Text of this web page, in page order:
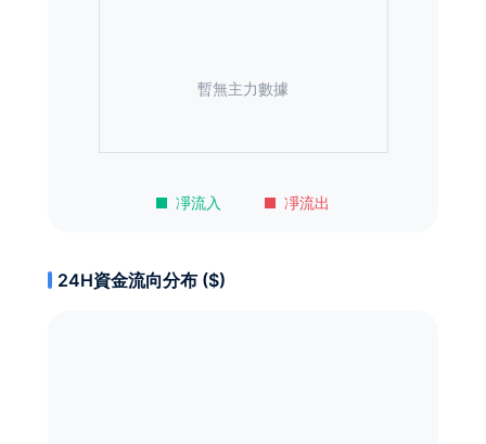
凈流入 凈流出
暫無主力數據
24H資金流向分布 ($)